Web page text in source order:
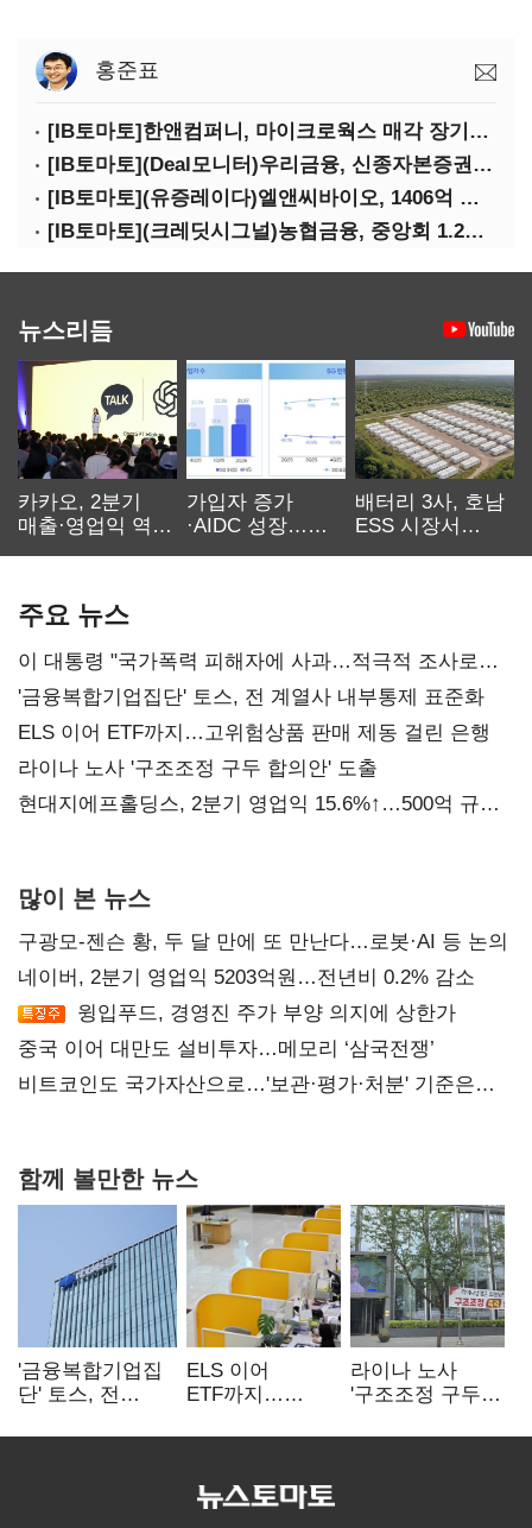
홍준표
[IB토마토]한앤컴퍼니, 마이크로웍스 매각 장기화 대비…배당 회수판 깔았다
[IB토마토](Deal모니터)우리금융, 신종자본증권 발행했지만 차환금리 '부담'
[IB토마토](유증레이다)엘앤씨바이오, 1406억 유증…최대주주는 절반만 청약
[IB토마토](크레딧시그널)농협금융, 중앙회 1.2조 지원받아 생산적금융 확대
뉴스리듬
카카오, 2분기
매출·영업익 역대
가입자 증가
·AIDC 성장…
배터리 3사, 호남
ESS 시장서
주요 뉴스
이 대통령 "국가폭력 피해자에 사과…적극적 조사로
진실 밝혀야"
'금융복합기업집단' 토스, 전 계열사 내부통제 표준화
ELS 이어 ETF까지…고위험상품 판매 제동 걸린 은행
라이나 노사 '구조조정 구두 합의안' 도출
현대지에프홀딩스, 2분기 영업익 15.6%↑…500억 규모
많이 본 뉴스
구광모-젠슨 황, 두 달 만에 또 만난다…로봇·AI 등 논의
네이버, 2분기 영업익 5203억원…전년비 0.2% 감소
윙입푸드, 경영진 주가 부양 의지에 상한가
중국 이어 대만도 설비투자…메모리 ‘삼국전쟁’
비트코인도 국가자산으로…'보관·평가·처분' 기준은
함께 볼만한 뉴스
'금융복합기업집
단' 토스, 전
표준화
ELS 이어
ETF까지…
제동 걸린 은행
라이나 노사
'구조조정 구두